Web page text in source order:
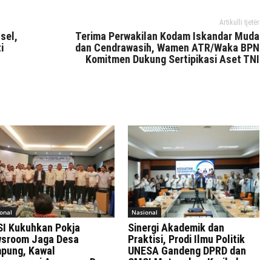
Artikulli tjetër
Terima Perwakilan Kodam Iskandar Muda
dan Cendrawasih, Wamen ATR/Waka BPN
Komitmen Dukung Sertipikasi Aset TNI
Kukuhkan Pokja
Jaga Desa
Kawal
Nasional
Sinergi Akademik dan
Praktisi, Prodi Ilmu Politik
UNESA Gandeng DPRD dan